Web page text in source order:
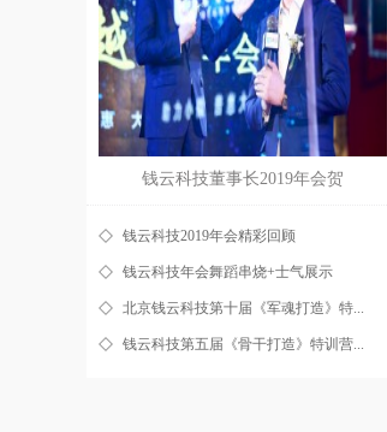
钱云科技董事长2019年会贺
钱云科技2019年会精彩回顾
钱云科技年会舞蹈串烧+士气展示
北京钱云科技第十届《军魂打造》特...
钱云科技第五届《骨干打造》特训营...